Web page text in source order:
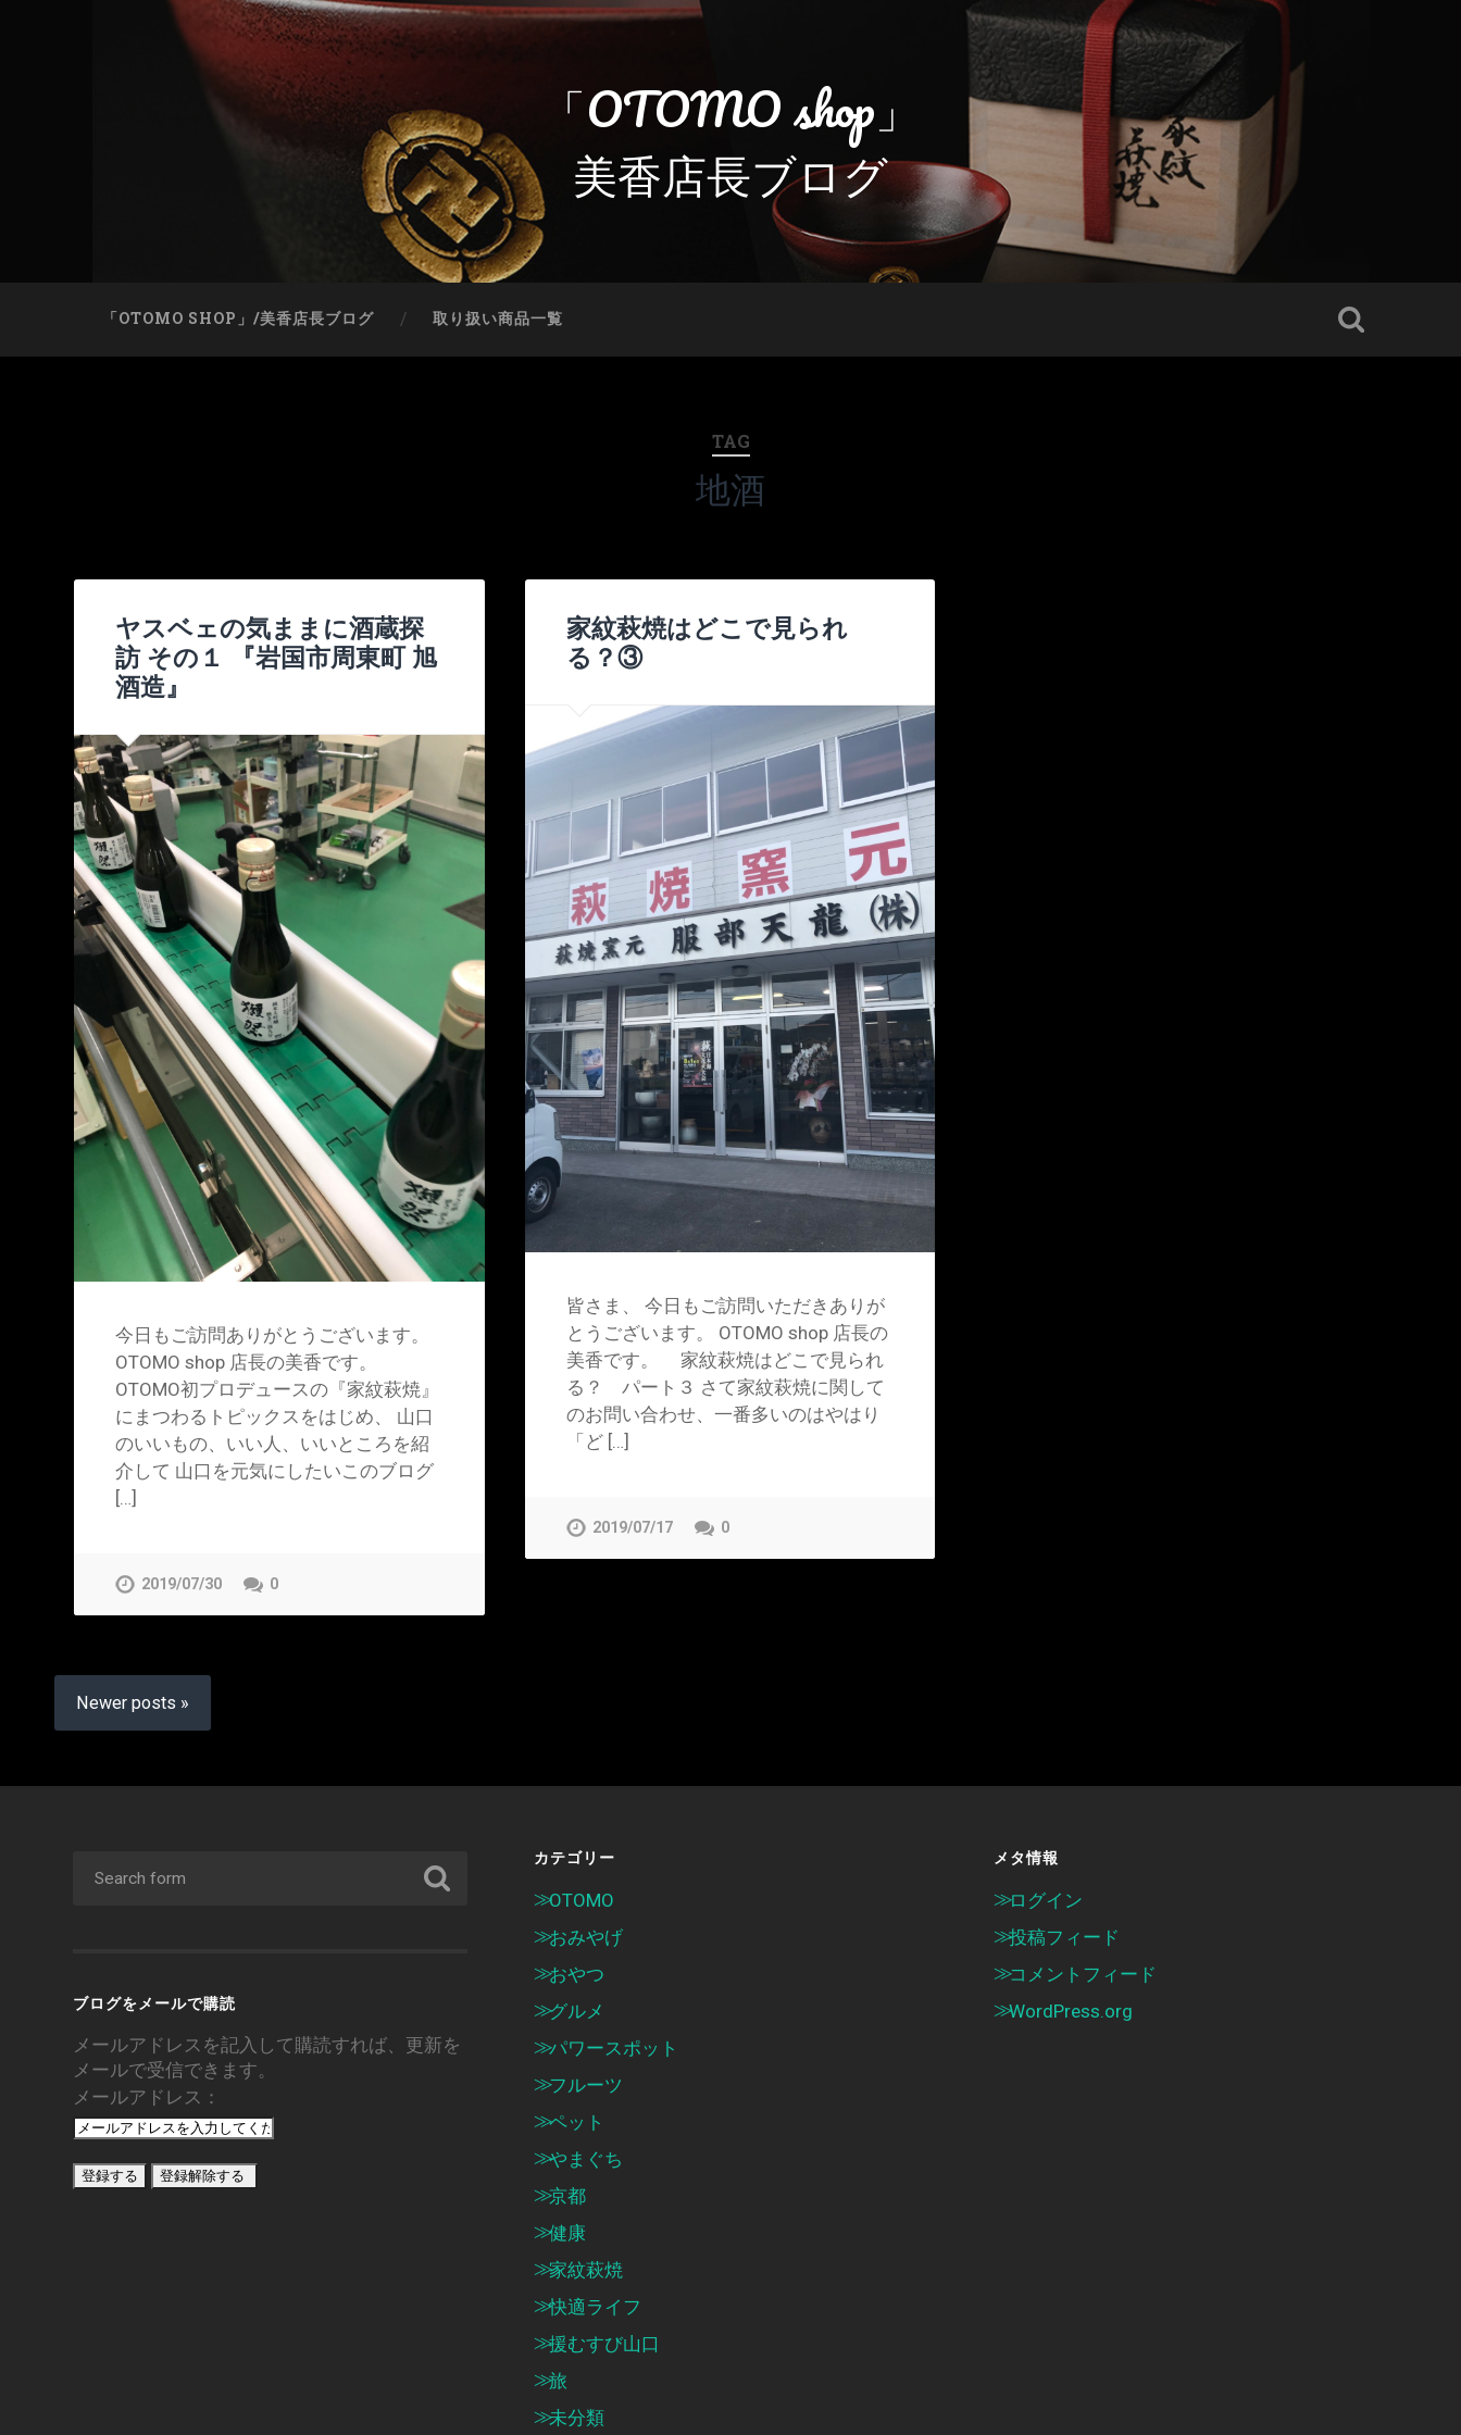
「OTOMO shop」
美香店長ブログ
「OTOMO SHOP」/美香店長ブログ 取り扱い商品一覧
TAG
地酒
ヤスベェの気ままに酒蔵探
訪 その１ 『岩国市周東町 旭
酒造』
今日もご訪問ありがとうございます。
OTOMO shop 店長の美香です。
OTOMO初プロデュースの『家紋萩焼』
にまつわるトピックスをはじめ、 山口
のいいもの、いい人、いいところを紹
介して 山口を元気にしたいこのブログ
[…]
2019/07/30 0
家紋萩焼はどこで見られ
る？③
皆さま、 今日もご訪問いただきありが
とうございます。 OTOMO shop 店長の
美香です。 家紋萩焼はどこで見られ
る？ パート３ さて家紋萩焼に関して
のお問い合わせ、一番多いのはやはり
「ど […]
2019/07/17 0
Newer posts »
ブログをメールで購読
メールアドレスを記入して購読すれば、更新を
メールで受信できます。
メールアドレス：
カテゴリー
OTOMO
おみやげ
おやつ
グルメ
パワースポット
フルーツ
ペット
やまぐち
京都
健康
家紋萩焼
快適ライフ
援むすび山口
旅
未分類
メタ情報
ログイン
投稿フィード
コメントフィード
WordPress.org